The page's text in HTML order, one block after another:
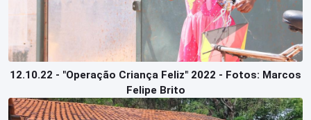
12.10.22 - "Operação Criança Feliz" 2022 - Fotos: Marcos
Felipe Brito